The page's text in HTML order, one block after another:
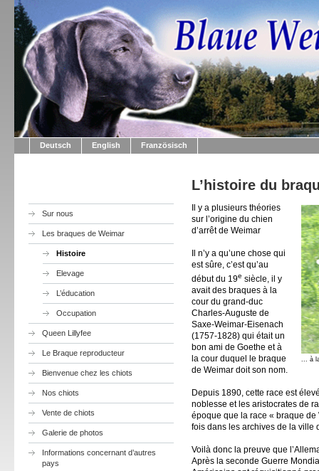
Deutsch English Französisch
Sur nous
Les braques de Weimar
Histoire
Elevage
L’éducation
Occupation
Queen Lillyfee
Le Braque reproducteur
Bienvenue chez les chiots
Nos chiots
Vente de chiots
Galerie de photos
Informations concernant d’autres
pays
L’histoire du
... à
Il y a plusieurs théories
sur l’origine du chien
d’arrêt de Weimar
Il n’y a qu’une chose qui
est sûre, c’est qu’au
début du 19e siècle, il y
avait des braques à la
cour du grand-duc
Charles-Auguste de
Saxe-Weimar-Eisenach
(1757-1828) qui était un
bon ami de Goethe et à
la cour duquel le braque
de Weimar doit son nom.
Depuis 1890, cette race est
noblesse et les aristocrates de
époque que la race « braque
fois dans les archives de la ville
Voilà donc la preuve que
Après la seconde Guerre